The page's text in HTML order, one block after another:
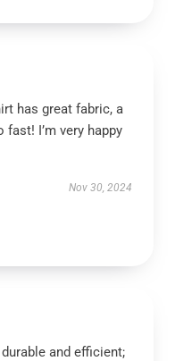
has great fabric, a
fast! I’m very happy
Nov 30, 2024
and efficient;